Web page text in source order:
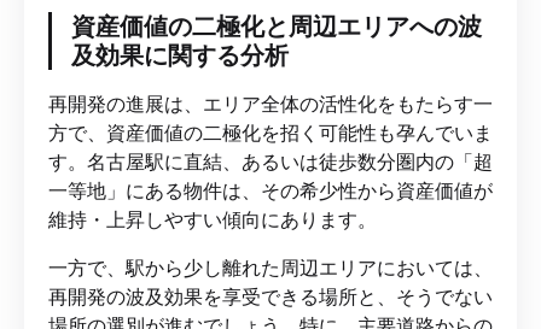
資産価値の二極化と周辺エリアへの波
及効果に関する分析
再開発の進展は、エリア全体の活性化をもたらす一
方で、資産価値の二極化を招く可能性も孕んでいま
す。名古屋駅に直結、あるいは徒歩数分圏内の「超
一等地」にある物件は、その希少性から資産価値が
維持・上昇しやすい傾向にあります。
一方で、駅から少し離れた周辺エリアにおいては、
再開発の波及効果を享受できる場所と、そうでない